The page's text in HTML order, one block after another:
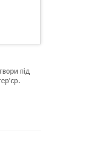
під